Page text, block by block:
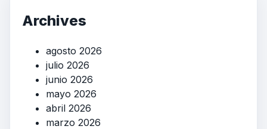
Archives
agosto 2026
julio 2026
junio 2026
mayo 2026
abril 2026
marzo 2026